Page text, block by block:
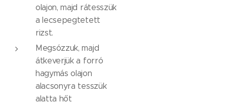
olajon, majd rátesszük
a lecsepegtetett
rizst.
Megsózzuk, majd
átkeverjük a forró
hagymás olajon
alacsonyra tesszük
alatta hőt